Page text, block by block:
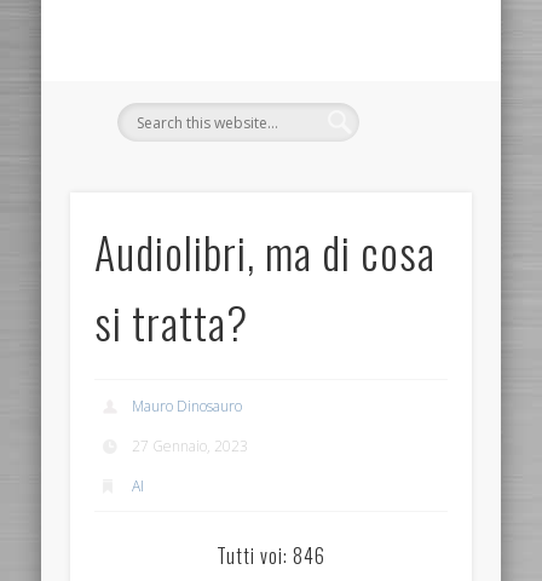
Audiolibri, ma di cosa
si tratta?
Mauro Dinosauro
27 Gennaio, 2023
AI
Tutti voi: 846